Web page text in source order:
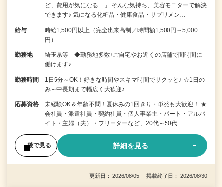
ど、費用が気になる…」 そんな気持ち、美容モニターで解決
できます♪ 気になる化粧品・健康食品・サプリメン…
給与
時給1,500円以上（完全出来高制／時間額1,500円～5,000
円）
勤務地
埼玉県等 ◆勤務地多数♪ご自宅やお近くの店舗で間時間に
働けます♪
勤務時間
1日5分～OK！好きな時間やスキマ時間でサクッと♪ ☆1日の
み～中長期まで幅広く大歓迎♪…
応募資格
未経験OK＆年齢不問！夏休みの1回きり・単発も大歓迎！ ★
会社員・派遣社員・契約社員・個人事業主・パート・アルバ
イト・主婦（夫）・フリーターなど、20代～50代…
後で見る 詳細を見る
更新日： 2026/08/05 掲載終了日： 2026/08/30